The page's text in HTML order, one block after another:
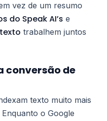
vez de um resumo
do Speak AI’s e
trabalhem juntos
conversão de
texto muito mais
o Google